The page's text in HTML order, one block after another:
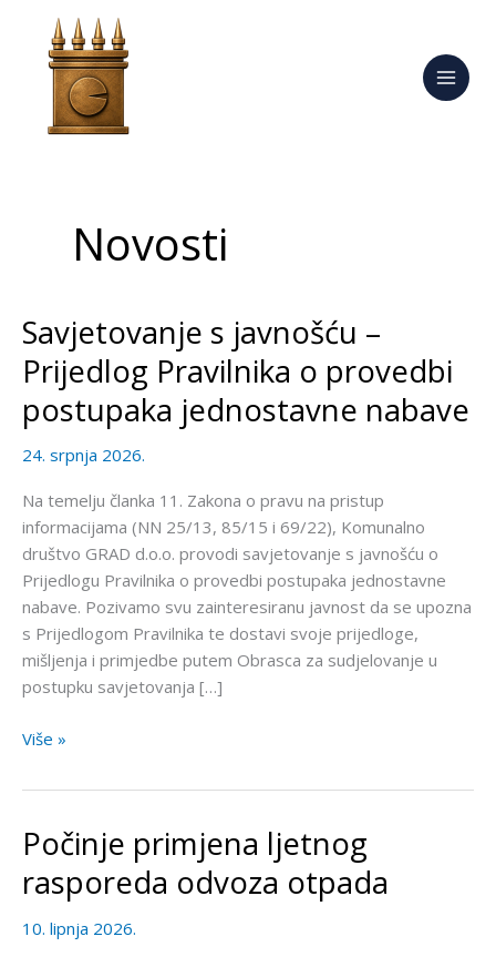
content
Novosti
Savjetovanje s javnošću –
Prijedlog Pravilnika o provedbi
postupaka jednostavne nabave
24. srpnja 2026.
Na temelju članka 11. Zakona o pravu na pristup
informacijama (NN 25/13, 85/15 i 69/22), Komunalno
društvo GRAD d.o.o. provodi savjetovanje s javnošću o
Prijedlogu Pravilnika o provedbi postupaka jednostavne
nabave. Pozivamo svu zainteresiranu javnost da se upozna
s Prijedlogom Pravilnika te dostavi svoje prijedloge,
mišljenja i primjedbe putem Obrasca za sudjelovanje u
postupku savjetovanja […]
Savjetovanje
s
javnošću
–
Prijedlog
Pravilnika
provedbi
postupaka
jednostavne
nabave
Više »
Počinje primjena ljetnog
rasporeda odvoza otpada
10. lipnja 2026.
Počinje
primjena
ljetnog
odvoza